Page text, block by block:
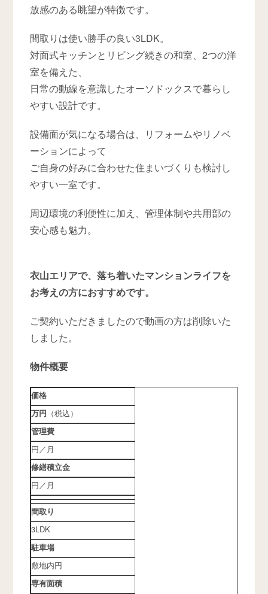
放感のある眺望が特徴です。
間取りは使い勝手の良い3LDK。
対面式キッチンとリビング続きの和室、2つの洋
室を備えた、
日常の動線を意識したオーソドックスで暮らし
やすい設計です。
設備面が気になる場合は、リフォームやリノベ
ーションによって
ご自身の好みに合わせた住まいづくりも検討し
やすい一室です。
周辺環境の利便性に加え、管理体制や共用部の
安心感も魅力。
衣山エリアで、落ち着いたマンションライフを
お考えの方におすすめです。
ご契約いただきましたので動画の方は削除いた
しました。
物件概要
価格
万円 （税込）
管理費
円／月
修繕積立金
円／月
間取り
3LDK
駐車場
敷地内円
専有面積